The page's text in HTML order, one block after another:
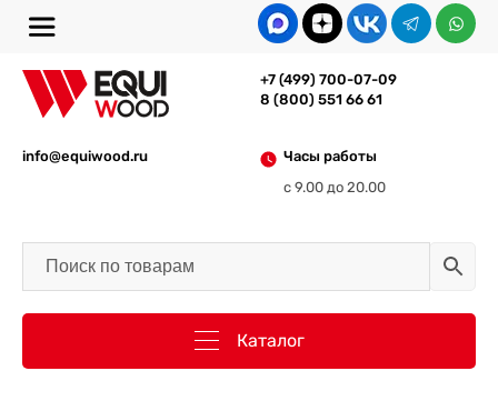
+7 (499) 700-07-09
8 (800) 551 66 61
Часы работы
с 9.00 до 20.00
info@equiwood.ru
Каталог